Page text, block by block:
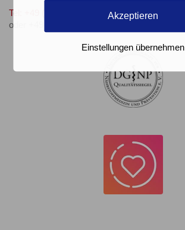
Tel: +49 (0)511 322 405
oder +49 (0)511 323 822
Akzeptieren
Einstellungen übernehmen